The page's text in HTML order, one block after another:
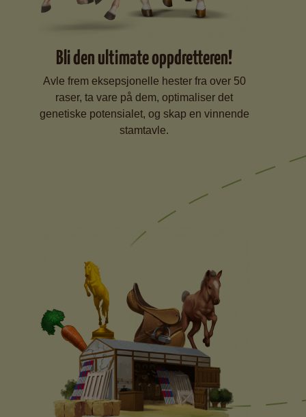
Bli den ultimate oppdretteren!
Avle frem eksepsjonelle hester fra over 50
raser, ta vare på dem, optimaliser det
genetiske potensialet, og skap en vinnende
stamtavle.